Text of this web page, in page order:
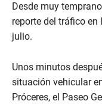
Desde muy
reporte del tráfico
julio.
Unos minutos
situación vehicular
Próceres, el Paseo